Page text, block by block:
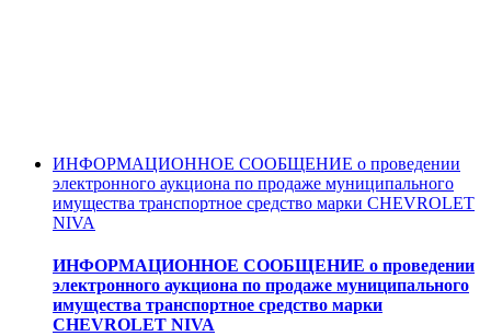
ИНФОРМАЦИОННОЕ СООБЩЕНИЕ о проведении
электронного аукциона по продаже муниципального
имущества транспортное средство марки CHEVROLET
NIVA
ИНФОРМАЦИОННОЕ СООБЩЕНИЕ о проведении
электронного аукциона по продаже муниципального
имущества транспортное средство марки
CHEVROLET NIVA